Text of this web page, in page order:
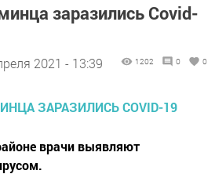
заразились Covid-
2021 - 13:39 1202 0 0
врачи выявляют